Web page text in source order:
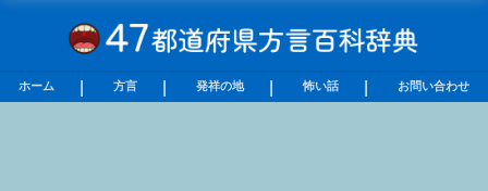
ホーム 方言 発祥の地 怖い話 お問い合わせ